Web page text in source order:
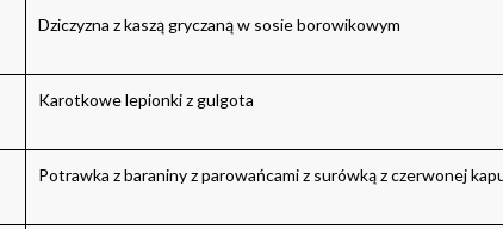
Dziczyzna z kaszą gryczaną w sosie borowikowym
Karotkowe lepionki z gulgota
Potrawka z baraniny z parowańcami z surówką z czerwonej